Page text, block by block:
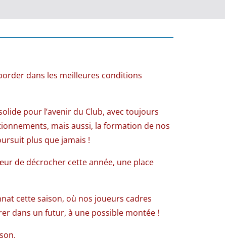
dans les meilleures conditions
pour l’avenir du Club, avec toujours
mais aussi, la formation de nos
plus que jamais !
de décrocher cette année, une place
cette saison, où nos joueurs cadres
dans un futur, à une possible montée !